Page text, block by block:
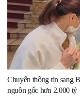
Chuyển thông tin sang
nguồn gốc hơn 2.000 tỷ